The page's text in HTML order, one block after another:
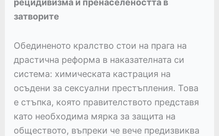
затворите
Обединеното кралство стои на прага на
драстична реформа в наказателната си
система: химическата кастрация на
осъдени за сексуални престъпления. Това
е стъпка, която правителството представя
като необходима мярка за защита на
обществото, въпреки че вече предизвиква